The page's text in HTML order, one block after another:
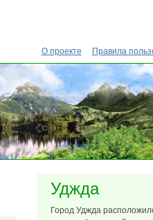
О проекте Правила
Уджда
Город Уджда